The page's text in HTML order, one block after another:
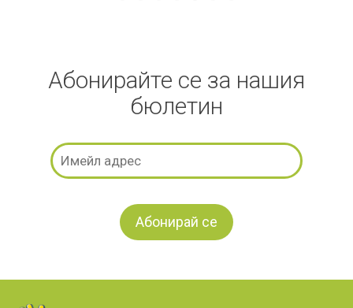
Абонирайте се за нашия
бюлетин